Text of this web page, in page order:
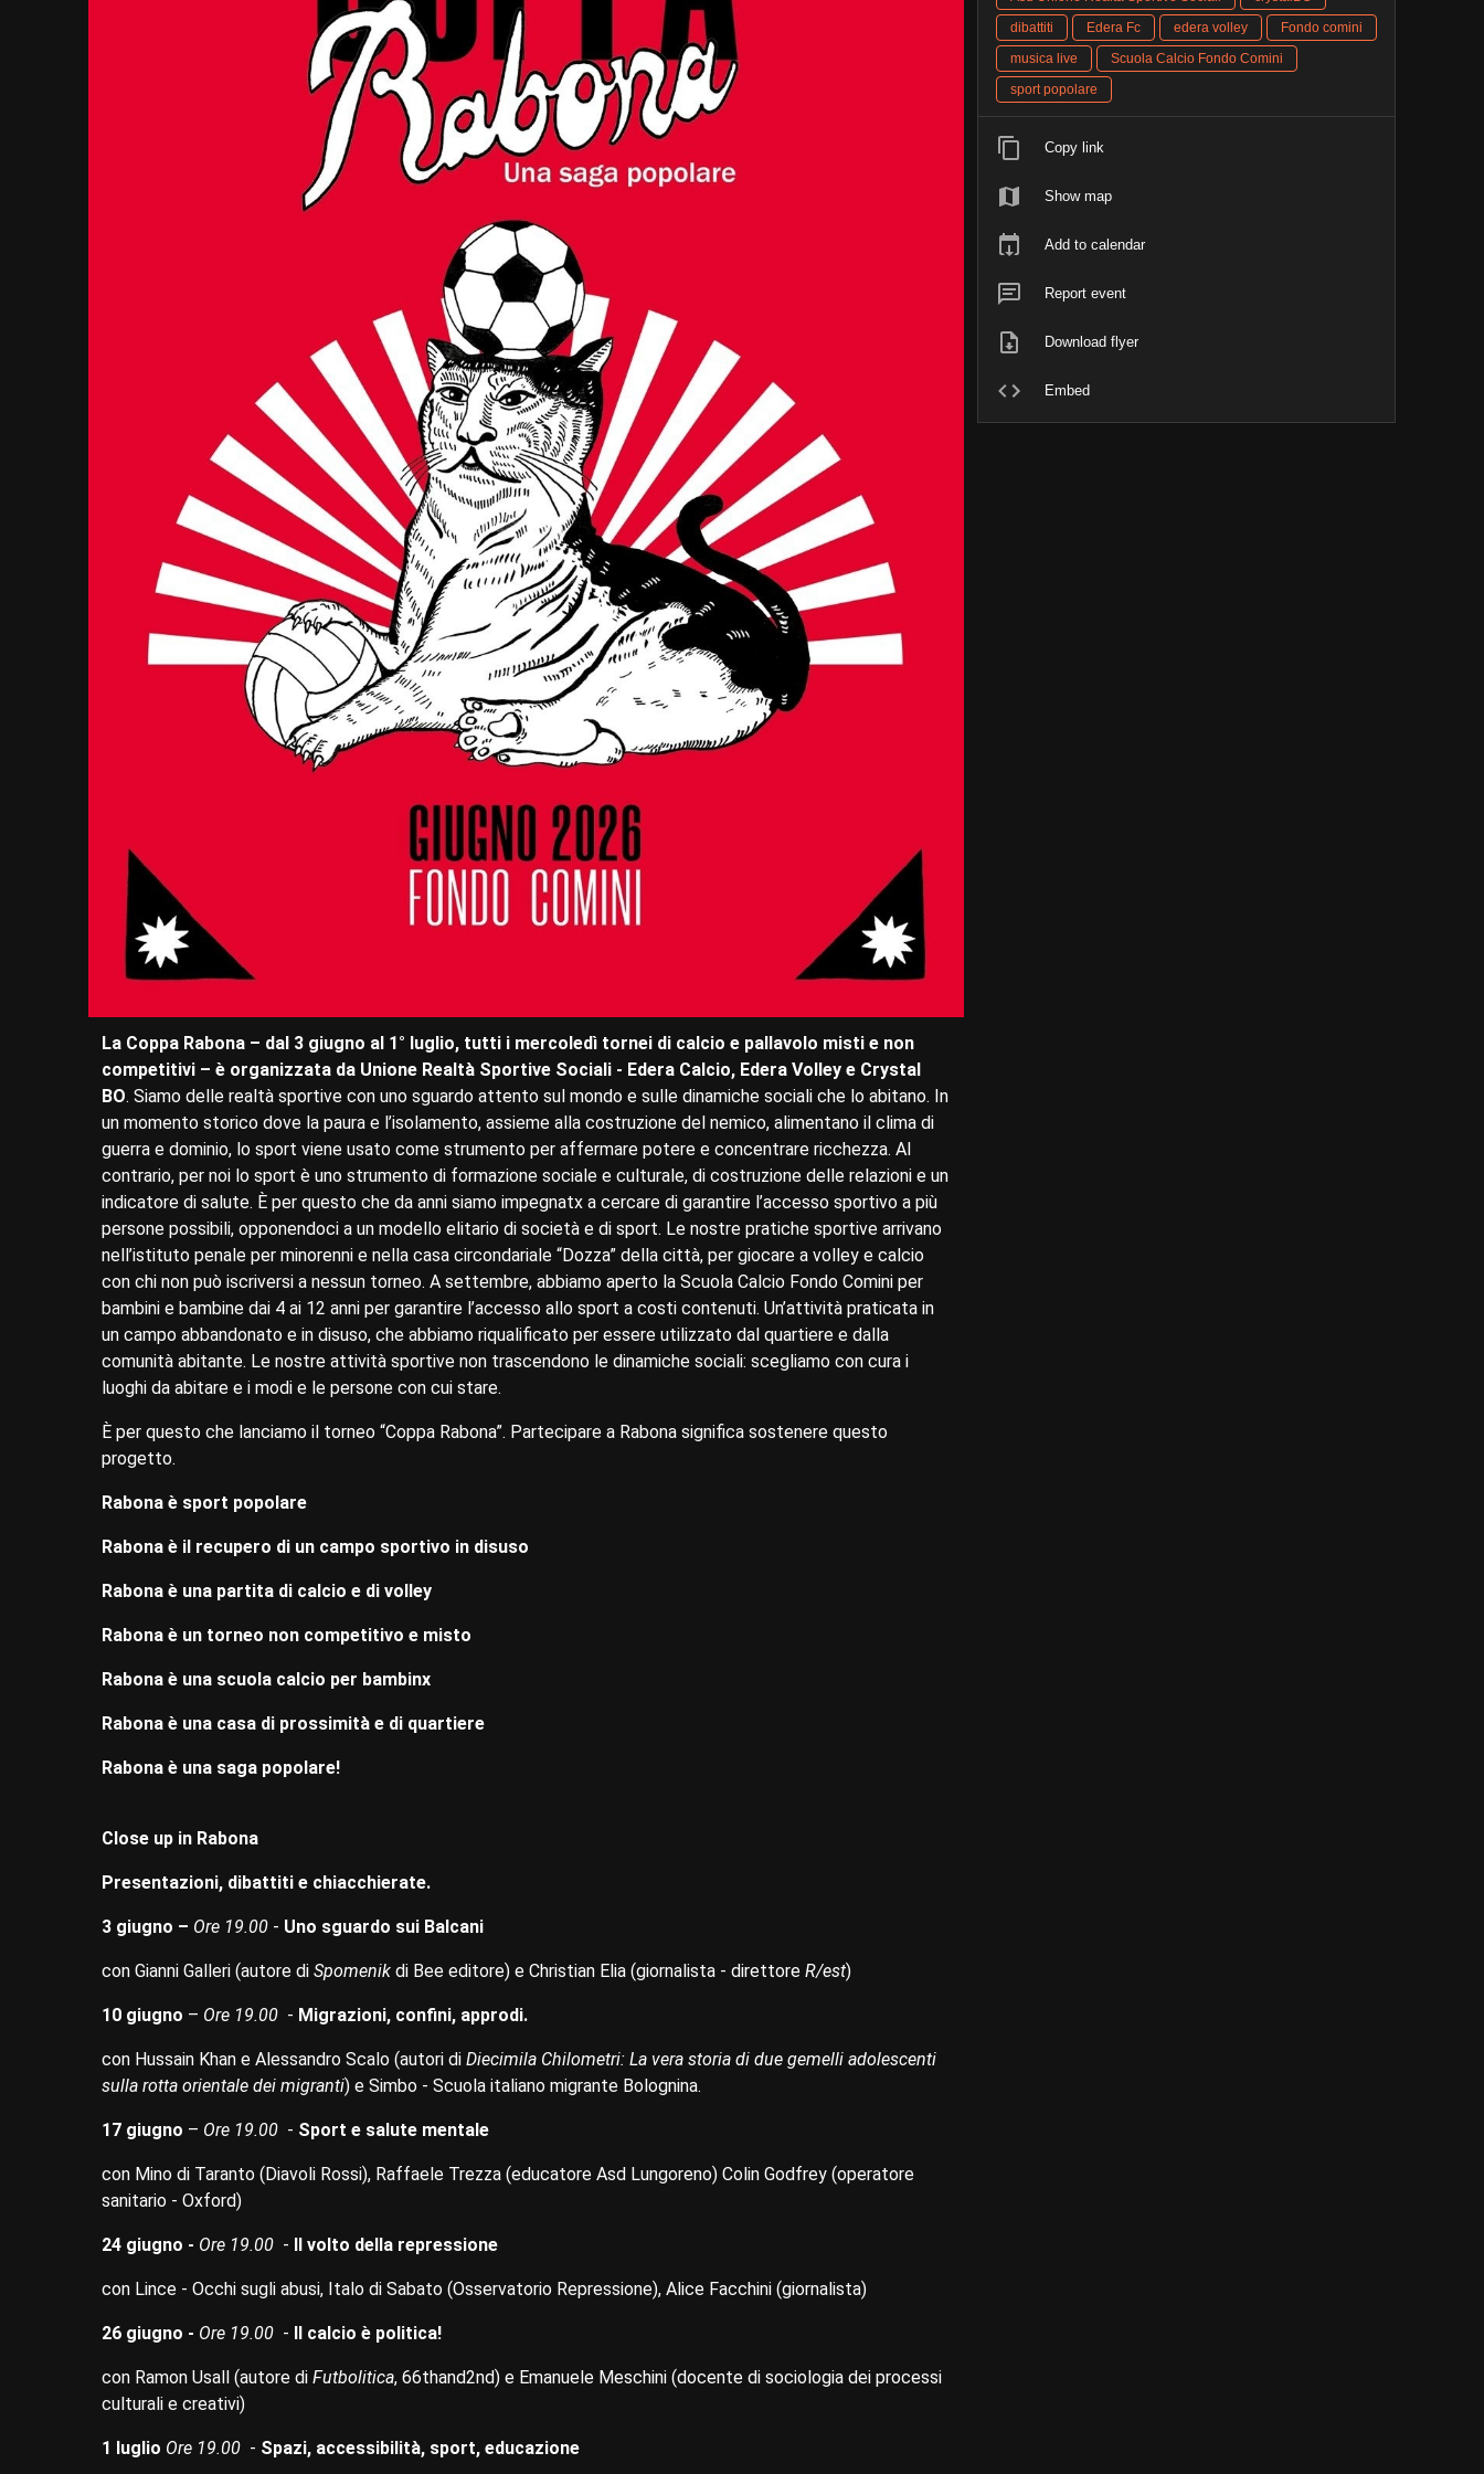
La Coppa Rabona – dal 3 giugno al 1° luglio, tutti i mercoledì tornei di calcio e pallavolo misti e non
competitivi – è organizzata da Unione Realtà Sportive Sociali - Edera Calcio, Edera Volley e Crystal
BO. Siamo delle realtà sportive con uno sguardo attento sul mondo e sulle dinamiche sociali che lo abitano. In
un momento storico dove la paura e l’isolamento, assieme alla costruzione del nemico, alimentano il clima di
guerra e dominio, lo sport viene usato come strumento per affermare potere e concentrare ricchezza. Al
contrario, per noi lo sport è uno strumento di formazione sociale e culturale, di costruzione delle relazioni e un
indicatore di salute. È per questo che da anni siamo impegnatx a cercare di garantire l’accesso sportivo a più
persone possibili, opponendoci a un modello elitario di società e di sport. Le nostre pratiche sportive arrivano
nell’istituto penale per minorenni e nella casa circondariale “Dozza” della città, per giocare a volley e calcio
con chi non può iscriversi a nessun torneo. A settembre, abbiamo aperto la Scuola Calcio Fondo Comini per
bambini e bambine dai 4 ai 12 anni per garantire l’accesso allo sport a costi contenuti. Un’attività praticata in
un campo abbandonato e in disuso, che abbiamo riqualificato per essere utilizzato dal quartiere e dalla
comunità abitante. Le nostre attività sportive non trascendono le dinamiche sociali: scegliamo con cura i
luoghi da abitare e i modi e le persone con cui stare.
È per questo che lanciamo il torneo “Coppa Rabona”. Partecipare a Rabona significa sostenere questo
progetto.
Rabona è sport popolare
Rabona è il recupero di un campo sportivo in disuso
Rabona è una partita di calcio e di volley
Rabona è un torneo non competitivo e misto
Rabona è una scuola calcio per bambinx
Rabona è una casa di prossimità e di quartiere
Rabona è una saga popolare!
Close up in Rabona
Presentazioni, dibattiti e chiacchierate.
3 giugno – Ore 19.00 - Uno sguardo sui Balcani
con Gianni Galleri (autore di Spomenik di Bee editore) e Christian Elia (giornalista - direttore R/est)
10 giugno – Ore 19.00 - Migrazioni, confini, approdi.
con Hussain Khan e Alessandro Scalo (autori di Diecimila Chilometri: La vera storia di due gemelli adolescenti
sulla rotta orientale dei migranti) e Simbo - Scuola italiano migrante Bolognina.
17 giugno – Ore 19.00 - Sport e salute mentale
con Mino di Taranto (Diavoli Rossi), Raffaele Trezza (educatore Asd Lungoreno) Colin Godfrey (operatore
sanitario - Oxford)
24 giugno - Ore 19.00 - Il volto della repressione
con Lince - Occhi sugli abusi, Italo di Sabato (Osservatorio Repressione), Alice Facchini (giornalista)
26 giugno - Ore 19.00 - Il calcio è politica!
con Ramon Usall (autore di Futbolitica, 66thand2nd) e Emanuele Meschini (docente di sociologia dei processi
culturali e creativi)
1 luglio Ore 19.00 - Spazi, accessibilità, sport, educazione
dibattiti
Edera Fc edera volley
Fondo comini
musica live
Scuola Calcio Fondo Comini
sport popolare
Copy link
Show map
Add to calendar
Report event
Download flyer
Embed